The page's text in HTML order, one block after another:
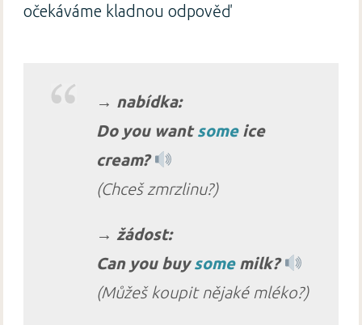
očekáváme kladnou odpověď
→ nabídka:
Do you wantsomeice
cream?
(Chceš zmrzlinu?)
→ žádost:
Can you buysomemilk?
(Můžeš koupit nějaké mléko?)